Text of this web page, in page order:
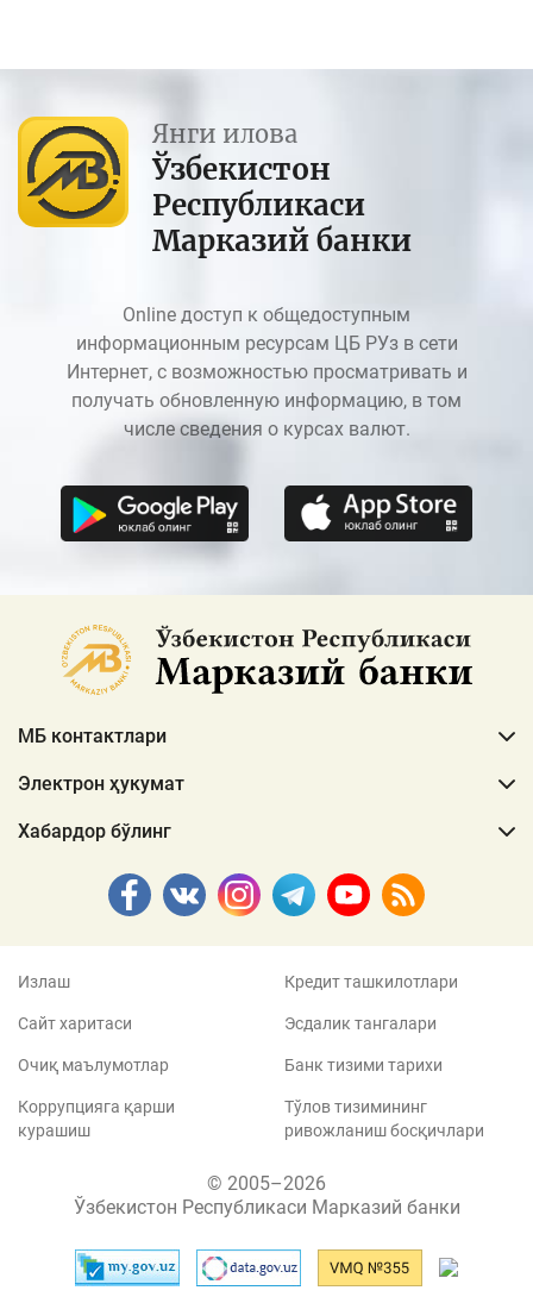
Янги илова
Ўзбекистон
Республикаси
Марказий банки
Online доступ к общедоступным
информационным ресурсам ЦБ РУз в сети
Интернет, с возможностью просматривать и
получать обновленную информацию, в том
числе сведения о курсах валют.
МБ контактлари
Электрон ҳукумат
Хабардор бўлинг
Излаш
Сайт харитаси
Очиқ маълумотлар
Коррупцияга қарши
курашиш
Кредит ташкилотлари
Эсдалик тангалари
Банк тизими тарихи
Тўлов тизимининг
ривожланиш босқичлари
© 2005–2026
Ўзбекистон Республикаси Марказий банки